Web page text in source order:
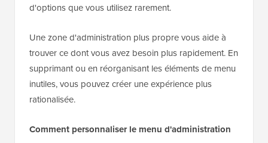
d'options que vous utilisez rarement.
Une zone d'administration plus propre vous aide à
trouver ce dont vous avez besoin plus rapidement. En
supprimant ou en réorganisant les éléments de menu
inutiles, vous pouvez créer une expérience plus
rationalisée.
Comment personnaliser le menu d'administration